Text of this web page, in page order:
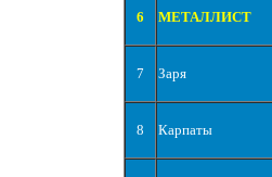
6 МЕТАЛЛИСТ
7 Заря
8 Карпаты